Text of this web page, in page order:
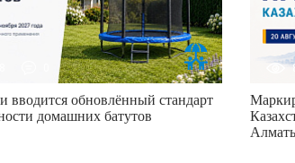
вводится обновлённый стандарт
домашних батутов